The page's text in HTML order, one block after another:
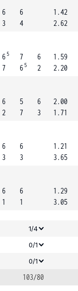
6
3
6
4
1.42
2.62
6 5
7
7
6 5
6
2
1.59
2.20
6
2
5
7
6
3
2.00
1.71
6
3
6
3
1.21
3.65
6
1
6
1
1.29
3.05
1/4
0/1
0/1
103/80